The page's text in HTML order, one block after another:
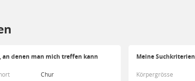
an denen man mich treffen kann
Chur
Meine Suchkriterien
Körpergrösse